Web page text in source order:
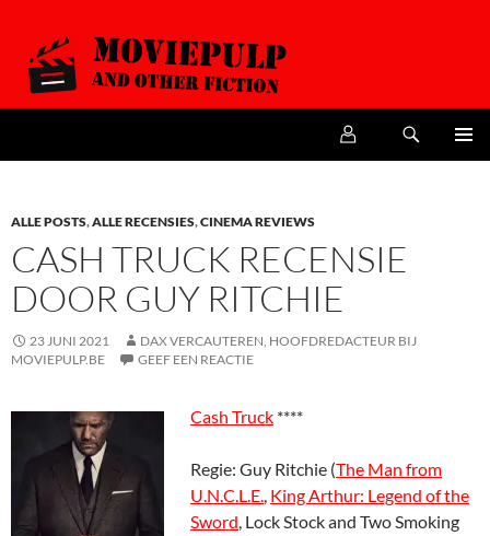
INHOUD
ALLE POSTS,ALLE RECENSIES,CINEMA REVIEWS
CASH TRUCK RECENSIE
DOOR GUY RITCHIE
23 JUNI 2021
DAX VERCAUTEREN, HOOFDREDACTEUR BIJ
MOVIEPULP.BE
GEEF EEN REACTIE
Cash Truck ****
Regie: Guy Ritchie (The Man from
U.N.C.L.E., King Arthur: Legend of the
Sword, Lock Stock and Two Smoking